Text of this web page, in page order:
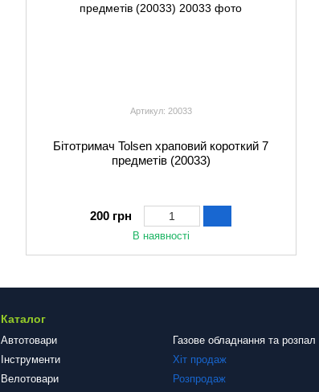
Артикул: 20033
Бітотримач Tolsen храповий короткий 7
предметів (20033)
200 грн
В наявності
Каталог
Автотовари
Інструменти
Велотовари
Газове обладнання та розпал
Хіт продаж
Розпродаж